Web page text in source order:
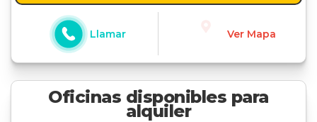
Llamar Ver Mapa
Oficinas disponibles para
alquiler